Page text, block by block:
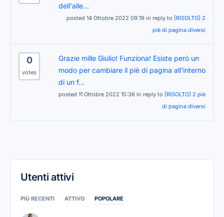
dell'alle...
posted 14 Ottobre 2022 09:19 in reply to [RISOLTO] 2
piè di pagina diversi
0
votes
Grazie mille Giulio! Funziona! Esiste però un
modo per cambiare il piè di pagina all'interno
di un f...
posted 11 Ottobre 2022 15:36 in reply to [RISOLTO] 2 piè
di pagina diversi
Utenti attivi
PIÙ RECENTI ATTIVO POPOLARE